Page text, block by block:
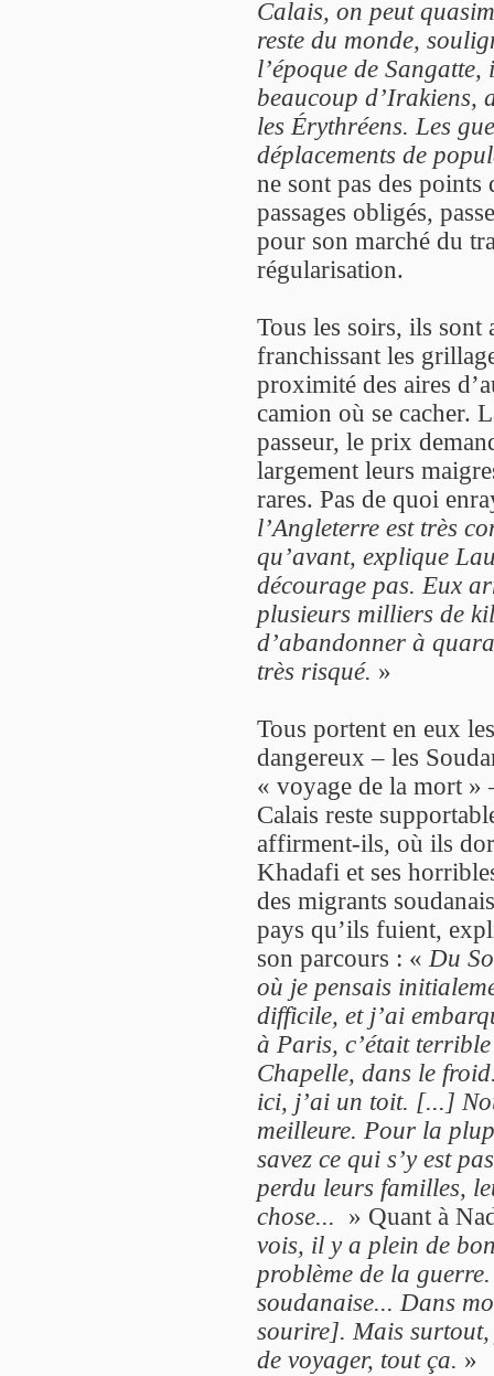
Calais, on peut
reste du monde,
l’époque de
beaucoup d’Irakiens,
les Érythréens. Les
déplacements de
ne sont pas des
passages obligés,
pour son marché du
régularisation.
Tous les soirs, ils sont
franchissant les
proximité des aires
camion où se cacher.
passeur, le prix
largement leurs
rares. Pas de quoi
l’Angleterre est très
qu’avant, explique
décourage pas. Eux
plusieurs milliers de
d’abandonner à
très risqué. »
Tous portent en eux
dangereux – les
« voyage de la mort »
Calais reste
affirment-ils, où ils
Khadafi et ses
des migrants
pays qu’ils fuient,
son parcours : «Du
où je pensais
difficile, et j’ai
à Paris, c’était
Chapelle, dans le
ici, j’ai un toit. [...]
meilleure. Pour la
savez ce qui s’y est
perdu leurs familles,
chose... » Quant à
vois, il y a plein de
problème de la
soudanaise... Dans
sourire]. Mais surtout,
de voyager, tout ça. »